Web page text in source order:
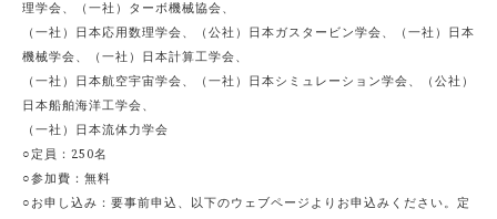
理学会、（一社）ターボ機械協会、
（一社）日本応用数理学会、（公社）日本ガスタービン学会、（一社）日本
機械学会、（一社）日本計算工学会、
（一社）日本航空宇宙学会、（一社）日本シミュレーション学会、（公社）
日本船舶海洋工学会、
（一社）日本流体力学会
○定員：250名
○参加費：無料
○お申し込み：要事前申込、以下のウェブページよりお申込みください。定